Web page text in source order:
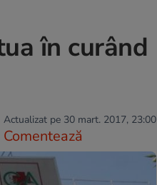
în curând
Actualizat pe 30 mart. 2017, 23:00
Comentează